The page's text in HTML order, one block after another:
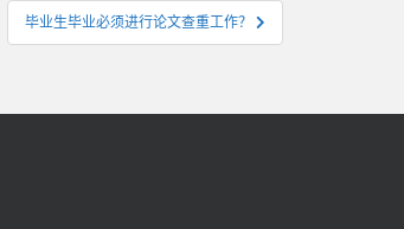
毕业生毕业必须进行论文查重工作？